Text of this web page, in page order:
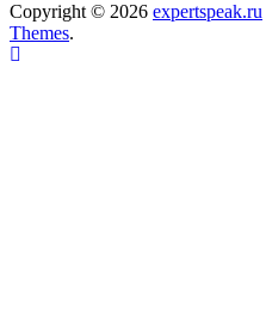
Copyright © 2026 expertspeak.ru
Themes.